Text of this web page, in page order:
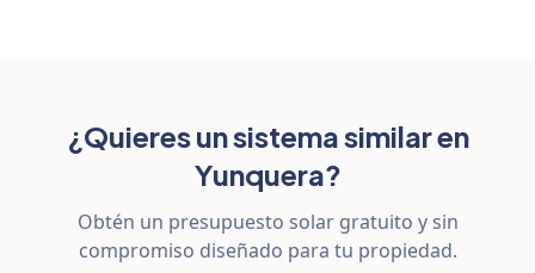
¿Quieres un sistema similar en
Yunquera?
Obtén un presupuesto solar gratuito y sin
compromiso diseñado para tu propiedad.